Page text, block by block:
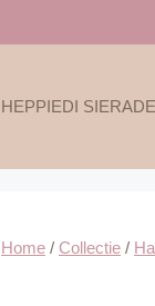
HEPPIEDI
Home / Collectie /